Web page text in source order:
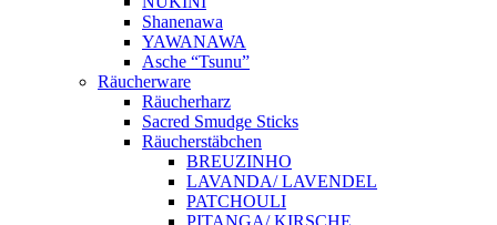
Shanenawa
YAWANAWA
Asche “Tsunu”
Räucherware
Räucherharz
Sacred Smudge Sticks
Räucherstäbchen
BREUZINHO
LAVANDA/ LAVENDEL
PATCHOULI
PITANGA/ KIRSCHE